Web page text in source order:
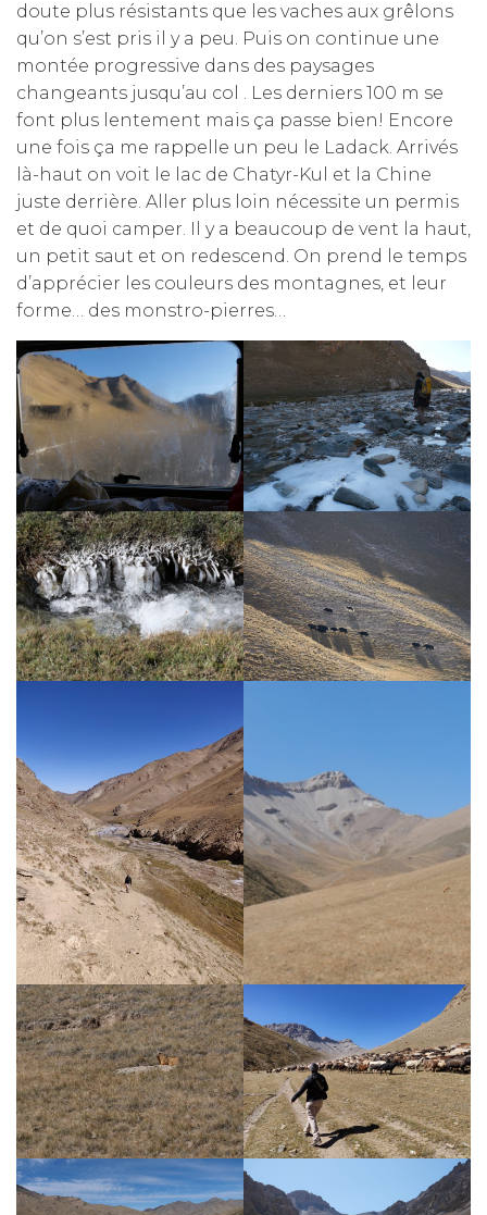
doute plus résistants que les vaches aux grêlons
qu’on s’est pris il y a peu. Puis on continue une
montée progressive dans des paysages
changeants jusqu’au col . Les derniers 100 m se
font plus lentement mais ça passe bien! Encore
une fois ça me rappelle un peu le Ladack. Arrivés
là-haut on voit le lac de Chatyr-Kul et la Chine
juste derrière. Aller plus loin nécessite un permis
et de quoi camper. Il y a beaucoup de vent la haut,
un petit saut et on redescend. On prend le temps
d’apprécier les couleurs des montagnes, et leur
forme… des monstro-pierres…